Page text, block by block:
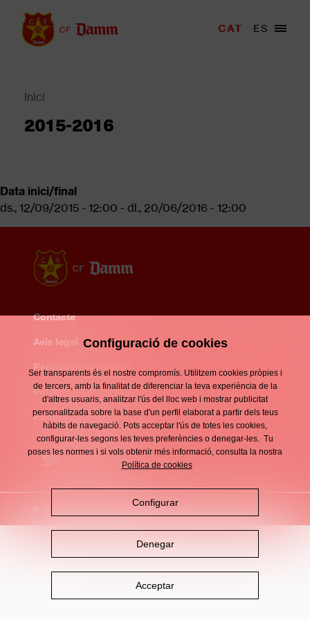
contingut
Main
Menu
CAT ES
Fil
d'Ariadna
Inici
2015-2016
Data inici/final
ds., 12/09/2015 - 12:00 - dl., 20/06/2016 - 12:00
d'interès
Contacte
Footer
menu
Avís legal
Política de privacitat
Política de cookies
Política de xarxes socials
Configuració de cookies
Ser transparents és el nostre compromís. Utilitzem cookies pròpies i
de tercers, amb la finalitat de diferenciar la teva experiència de la
d'altres usuaris, analitzar l'ús del lloc web i mostrar publicitat
personalitzada sobre la base d'un perfil elaborat a partir dels teus
hàbits de navegació. Pots acceptar l'ús de totes les cookies,
configurar-les segons les teves preferències o denegar-les. Tu
poses les normes i si vols obtenir més informació, consulta la nostra
Política de cookies
Configurar
Denegar
Acceptar